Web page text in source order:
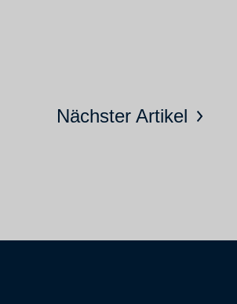
Nächster Artikel